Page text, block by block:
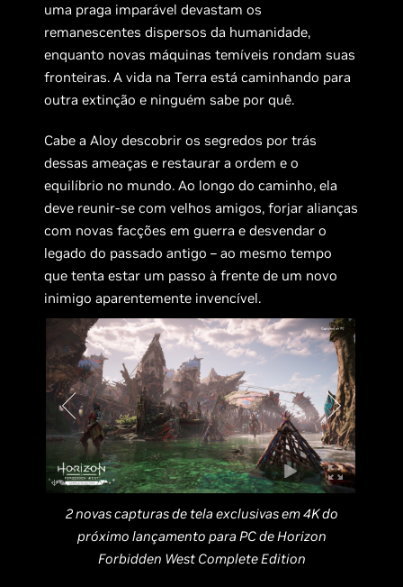
uma praga imparável devastam os
remanescentes dispersos da humanidade,
enquanto novas máquinas temíveis rondam suas
fronteiras. A vida na Terra está caminhando para
outra extinção e ninguém sabe por quê.
Cabe a Aloy descobrir os segredos por trás
dessas ameaças e restaurar a ordem e o
equilíbrio no mundo. Ao longo do caminho, ela
deve reunir-se com velhos amigos, forjar alianças
com novas facções em guerra e desvendar o
legado do passado antigo – ao mesmo tempo
que tenta estar um passo à frente de um novo
inimigo aparentemente invencível.
2 novas capturas de tela exclusivas em 4K do
próximo lançamento para PC de Horizon
Forbidden West Complete Edition